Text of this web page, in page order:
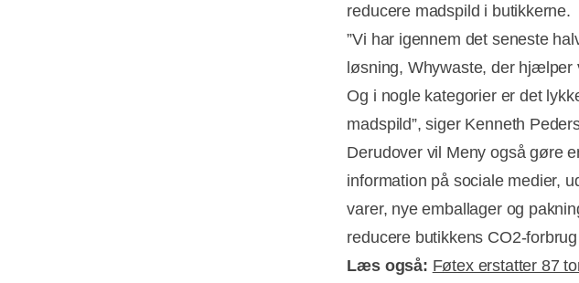
reducere madspild i butikkerne.
”Vi har igennem det seneste
løsning, Whywaste, der hjælper
Og i nogle kategorier er det
madspild”, siger Kenneth
Derudover vil Meny også gøre
information på sociale medier,
varer, nye emballager og
reducere butikkens CO2-
Læs også: Føtex erstatter 87